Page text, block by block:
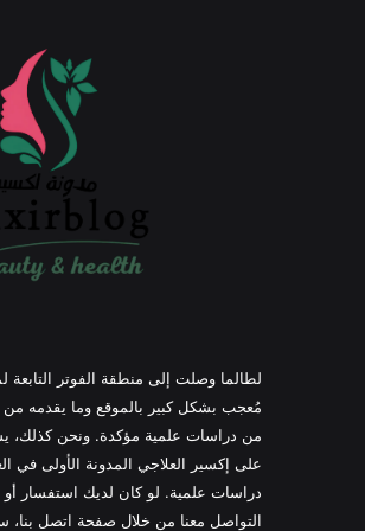
لطالما وصلت إلى منطقة الفوتر التابعة
مُعجب بشكل كبير بالموقع وما يقدمه
من دراسات علمية مؤكدة. ونحن كذلك،
على إكسير العلاجي المدونة الأولى في
دراسات علمية. لو كان لديك استفسار
التواصل معنا من خلال صفحة اتصل بنا،